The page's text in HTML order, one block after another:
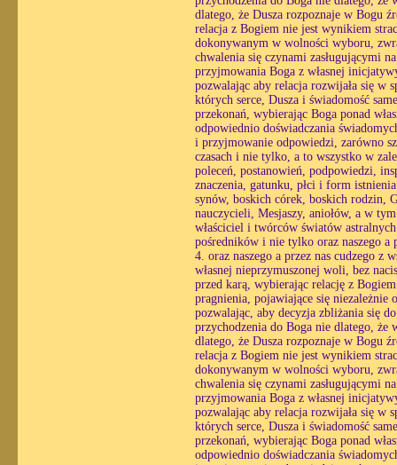
dlatego, że Dusza rozpoznaje w Bogu
relacja z Bogiem nie jest wynikiem
dokonywanym w wolności wyboru,
chwalenia się czynami zasługującymi
przyjmowania Boga z własnej
pozwalając aby relacja rozwijała się w
których serce, Dusza i świadomość
przekonań, wybierając Boga ponad
odpowiednio doświadczania
i przyjmowanie odpowiedzi, zarówno
czasach i nie tylko, a to wszystko w
poleceń, postanowień, podpowiedzi,
znaczenia, gatunku, płci i form
synów, boskich córek, boskich rodzin,
nauczycieli, Mesjaszy, aniołów, a w
właściciel i twórców światów
pośredników i nie tylko oraz naszego a
4. oraz naszego a przez nas cudzego
własnej nieprzymuszonej woli, bez
przed karą, wybierając relację z
pragnienia, pojawiające się
pozwalając, aby decyzja zbliżania się
przychodzenia do Boga nie dlatego, że
dlatego, że Dusza rozpoznaje w Bogu
relacja z Bogiem nie jest wynikiem
dokonywanym w wolności wyboru,
chwalenia się czynami zasługującymi
przyjmowania Boga z własnej
pozwalając aby relacja rozwijała się w
których serce, Dusza i świadomość
przekonań, wybierając Boga ponad
odpowiednio doświadczania